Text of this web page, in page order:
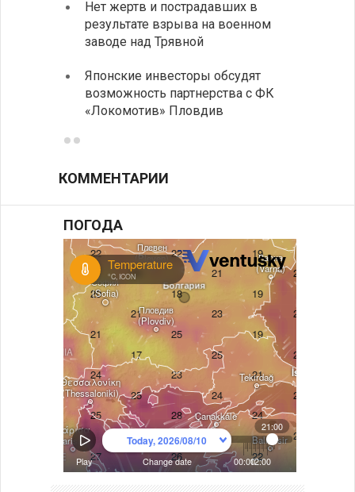
Нет жертв и пострадавших в
результате взрыва на военном
заводе над Трявной
Японские инвесторы обсудят
возможность партнерства с ФК
«Локомотив» Пловдив
КОММЕНТАРИИ
ПОГОДА